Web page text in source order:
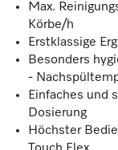
Max.
Körbe/h
Erstklassige
Besonders
-
Einfaches und
Dosierung
Höchster